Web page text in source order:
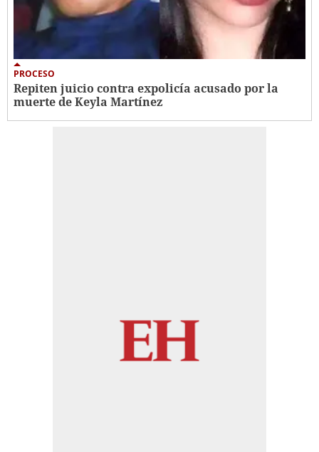
PROCESO
Repiten juicio contra expolicía acusado por la
muerte de Keyla Martínez